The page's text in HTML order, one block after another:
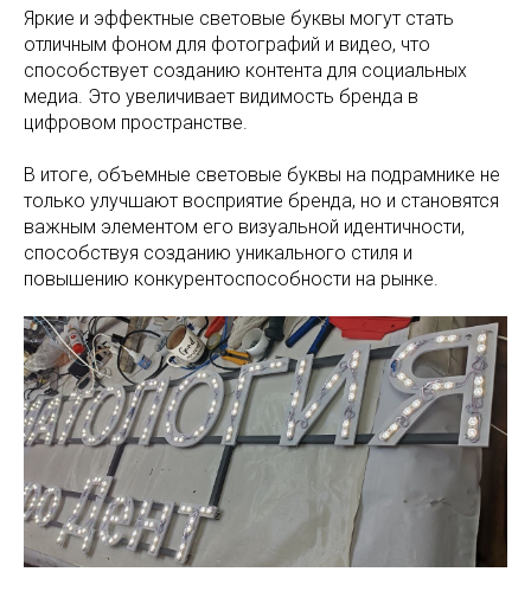
Яркие и эффектные световые буквы могут стать
отличным фоном для фотографий и видео, что
способствует созданию контента для социальных
медиа. Это увеличивает видимость бренда в
цифровом пространстве.
В итоге, объемные световые буквы на подрамнике не
только улучшают восприятие бренда, но и становятся
важным элементом его визуальной идентичности,
способствуя созданию уникального стиля и
повышению конкурентоспособности на рынке.